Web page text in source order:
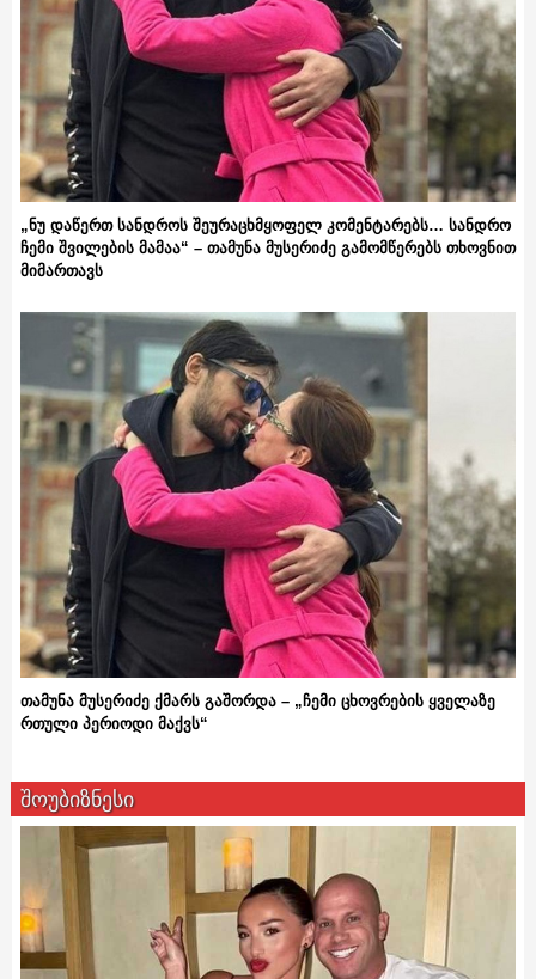
„ნუ დაწერთ სანდროს შეურაცხმყოფელ კომენტარებს… სანდრო
ჩემი შვილების მამაა“ – თამუნა მუსერიძე გამომწერებს თხოვნით
მიმართავს
თამუნა მუსერიძე ქმარს გაშორდა – „ჩემი ცხოვრების ყველაზე
რთული პერიოდი მაქვს“
შოუბიზნესი